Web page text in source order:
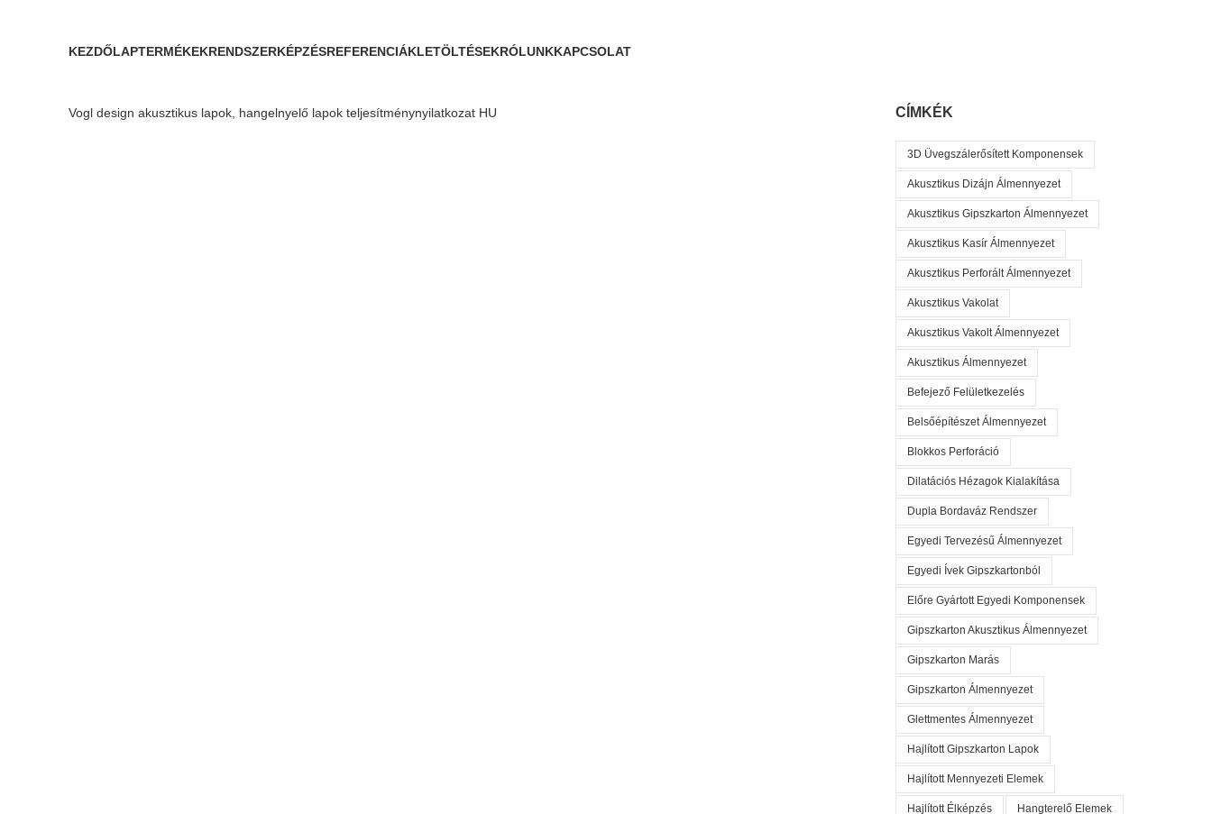
KEZDŐLAPTERMÉKEKRENDSZERKÉPZÉSREFERENCIÁKLETÖLTÉSEKRÓLUNKKAPCSOLAT
Vogl design akusztikus lapok, hangelnyelő lapok teljesítménynyilatkozat HU CÍMKÉK
3D Üvegszálerősített Komponensek
Akusztikus Dizájn Álmennyezet
Akusztikus Gipszkarton Álmennyezet
Akusztikus Kasír Álmennyezet
Akusztikus Perforált Álmennyezet
Akusztikus Vakolat
Akusztikus Vakolt Álmennyezet
Akusztikus Álmennyezet
Befejező Felületkezelés
Belsőépítészet Álmennyezet
Blokkos Perforáció
Dilatációs Hézagok Kialakítása
Dupla Bordaváz Rendszer
Egyedi Tervezésű Álmennyezet
Egyedi Ívek Gipszkartonból
Előre Gyártott Egyedi Komponensek
Gipszkarton Akusztikus Álmennyezet
Gipszkarton Marás
Gipszkarton Álmennyezet
Glettmentes Álmennyezet
Hajlított Gipszkarton Lapok
Hajlított Mennyezeti Elemek
Hajlított Élképzés Hangterelő Elemek